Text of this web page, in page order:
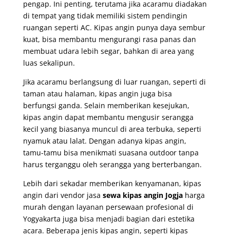
pengap. Ini penting, terutama jika acaramu diadakan
di tempat yang tidak memiliki sistem pendingin
ruangan seperti AC. Kipas angin punya daya sembur
kuat, bisa membantu mengurangi rasa panas dan
membuat udara lebih segar, bahkan di area yang
luas sekalipun.
Jika acaramu berlangsung di luar ruangan, seperti di
taman atau halaman, kipas angin juga bisa
berfungsi ganda. Selain memberikan kesejukan,
kipas angin dapat membantu mengusir serangga
kecil yang biasanya muncul di area terbuka, seperti
nyamuk atau lalat. Dengan adanya kipas angin,
tamu-tamu bisa menikmati suasana outdoor tanpa
harus terganggu oleh serangga yang berterbangan.
Lebih dari sekadar memberikan kenyamanan, kipas
angin dari vendor jasa sewa kipas angin Jogjaharga
murah dengan layanan persewaan profesional di
Yogyakarta juga bisa menjadi bagian dari estetika
acara. Beberapa jenis kipas angin, seperti kipas